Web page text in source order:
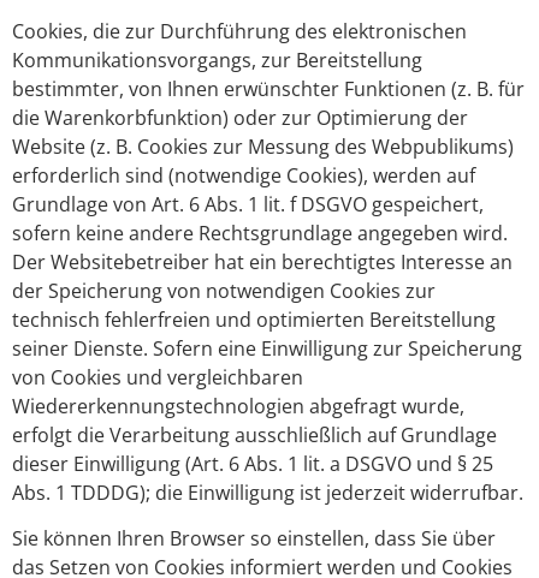
Cookies, die zur Durchführung des elektronischen
Kommunikationsvorgangs, zur Bereitstellung
bestimmter, von Ihnen erwünschter Funktionen (z. B. für
die Warenkorbfunktion) oder zur Optimierung der
Website (z. B. Cookies zur Messung des Webpublikums)
erforderlich sind (notwendige Cookies), werden auf
Grundlage von Art. 6 Abs. 1 lit. f DSGVO gespeichert,
sofern keine andere Rechtsgrundlage angegeben wird.
Der Websitebetreiber hat ein berechtigtes Interesse an
der Speicherung von notwendigen Cookies zur
technisch fehlerfreien und optimierten Bereitstellung
seiner Dienste. Sofern eine Einwilligung zur Speicherung
von Cookies und vergleichbaren
Wiedererkennungstechnologien abgefragt wurde,
erfolgt die Verarbeitung ausschließlich auf Grundlage
dieser Einwilligung (Art. 6 Abs. 1 lit. a DSGVO und § 25
Abs. 1 TDDDG); die Einwilligung ist jederzeit widerrufbar.
Sie können Ihren Browser so einstellen, dass Sie über
das Setzen von Cookies informiert werden und Cookies